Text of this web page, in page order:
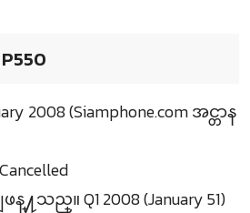
2008 (Siamphone.com အင္တာန
န္႔သည္။ Q1 2008 (January 51)